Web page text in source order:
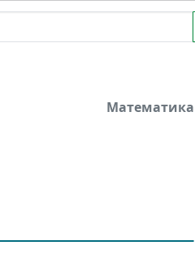
Математика